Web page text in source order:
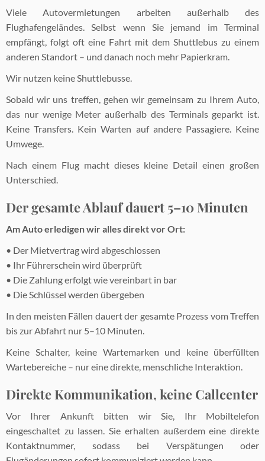
Viele Autovermietungen arbeiten außerhalb des
Flughafengeländes. Selbst wenn Sie jemand im Terminal
empfängt, folgt oft eine Fahrt mit dem Shuttlebus zu einem
anderen Standort – und danach noch mehr Papierkram.
Wir nutzen keine Shuttlebusse.
Sobald wir uns treffen, gehen wir gemeinsam zu Ihrem Auto,
das nur wenige Meter außerhalb des Terminals geparkt ist.
Keine Transfers. Kein Warten auf andere Passagiere. Keine
Umwege.
Nach einem Flug macht dieses kleine Detail einen großen
Unterschied.
Der gesamte Ablauf dauert 5–10 Minuten
Am Auto erledigen wir alles direkt vor Ort:
• Der Mietvertrag wird abgeschlossen
• Ihr Führerschein wird überprüft
• Die Zahlung erfolgt wie vereinbart in bar
• Die Schlüssel werden übergeben
In den meisten Fällen dauert der gesamte Prozess vom Treffen
bis zur Abfahrt nur 5–10 Minuten.
Keine Schalter, keine Wartemarken und keine überfüllten
Wartebereiche – nur eine direkte, menschliche Interaktion.
Direkte Kommunikation, keine Callcenter
Vor Ihrer Ankunft bitten wir Sie, Ihr Mobiltelefon
eingeschaltet zu lassen. Sie erhalten außerdem eine direkte
Kontaktnummer, sodass bei Verspätungen oder